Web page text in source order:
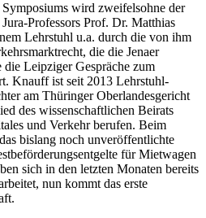
wird zweifelsohne der
Professors Prof. Dr. Matthias
Lehrstuhl u.a. durch die von ihm
die die Jenaer
Leipziger Gespräche zum
Knauff ist seit 2013 Lehrstuhl-
am Thüringer Oberlandesgericht
des wissenschaftlichen Beirats
und Verkehr berufen. Beim
bislang noch unveröffentlichte
für Mietwagen
sich in den letzten Monaten bereits
nun kommt das erste